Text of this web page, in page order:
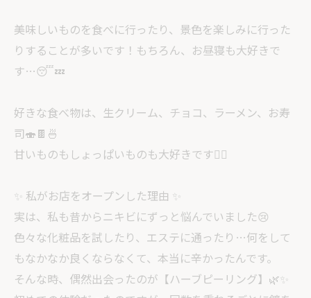
美味しいものを食べに行ったり、景色を楽しみに行った
りすることが多いです！もちろん、お昼寝も大好きで
す…😴💤
好きな食べ物は、生クリーム、チョコ、ラーメン、お寿
司🍣🍫🍜
甘いものもしょっぱいものも大好きです❤️‍🔥
✨ 私がお店をオープンした理由 ✨
実は、私も昔からニキビにずっと悩んでいました😢
色々な化粧品を試したり、エステに通ったり…何をして
もなかなか良くならなくて、本当に辛かったんです。
そんな時、偶然出会ったのが【ハーブピーリング】🌿✨